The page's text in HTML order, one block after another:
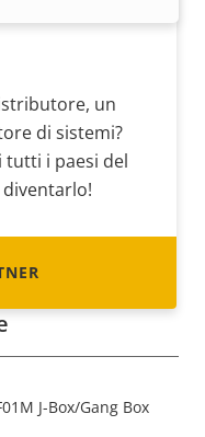
un
di sistemi?
i paesi del
J-Box/Gang Box